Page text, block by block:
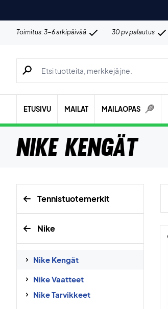
Toimitus: 3-6 arkipäivää 30 pv palautus
Hae tuotteita, merkkejä jne.
ETUSIVU MAILAT MAILAOPAS
Nike Kengät
Tennistuotemerkit
Nike
Nike Kengät
Nike Vaatteet
Nike Tarvikkeet